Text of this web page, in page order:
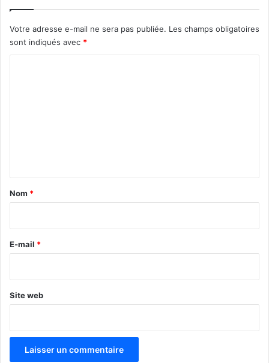
Votre adresse e-mail ne sera pas publiée. Les champs obligatoires
sont indiqués avec *
a
e
Nom *
E-mail *
Site web